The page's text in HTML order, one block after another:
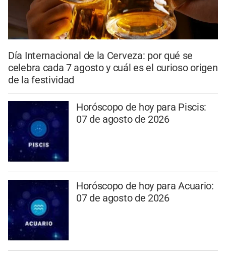
Día Internacional de la Cerveza: por qué se
celebra cada 7 agosto y cuál es el curioso origen
de la festividad
Horóscopo de hoy para Piscis:
07 de agosto de 2026
Horóscopo de hoy para Acuario:
07 de agosto de 2026